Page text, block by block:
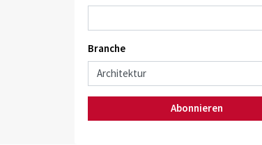
Branche
Abonnieren